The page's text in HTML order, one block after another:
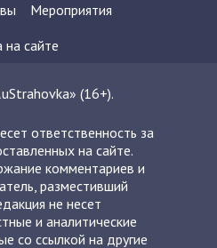
Мероприятия
на сайте
(16+).
ответственность за
на сайте.
комментариев и
разместивший
не несет
и аналитические
со ссылкой на другие